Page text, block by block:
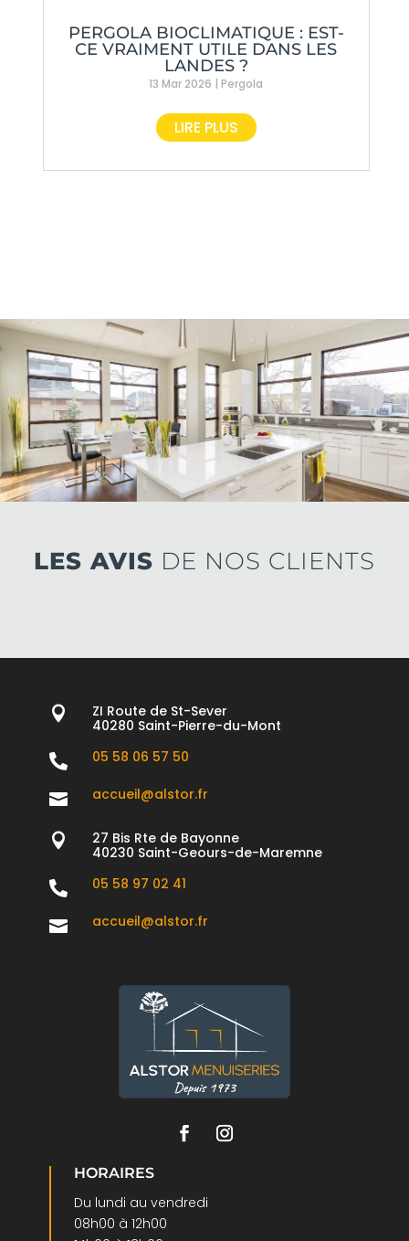
PERGOLA BIOCLIMATIQUE : EST-
CE VRAIMENT UTILE DANS LES
LANDES ?
13 Mar 2026 |Pergola
LIRE PLUS
LES AVIS DE NOS CLIENTS

ZI Route de St-Sever
40280 Saint-Pierre-du-Mont
 05 58 06 57 50
 accueil@alstor.fr

27 Bis Rte de Bayonne
40230 Saint-Geours-de-Maremne
 05 58 97 02 41
 accueil@alstor.fr
HORAIRES
Du lundi au vendredi
08h00 à 12h00